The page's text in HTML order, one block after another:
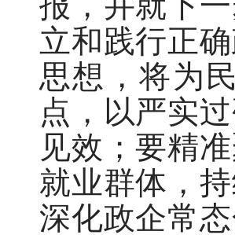
立和践行正
思想，将为
点，以严实
见效；要精
就业群体，
深化政企常